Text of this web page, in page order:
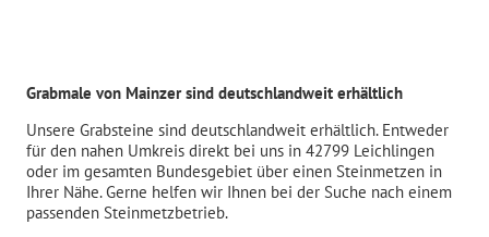
Grabmale von Mainzer sind deutschlandweit erhältlich
Unsere Grabsteine sind deutschlandweit erhältlich. Entweder
für den nahen Umkreis direkt bei uns in 42799 Leichlingen
oder im gesamten Bundesgebiet über einen Steinmetzen in
Ihrer Nähe. Gerne helfen wir Ihnen bei der Suche nach einem
passenden Steinmetzbetrieb.